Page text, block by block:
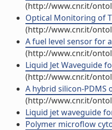
(http://www.cnr.it/
Optical Monitoring of
(http://www.cnr.it/
A fuel level sensor for
(http://www.cnr.it/
Liquid Jet Waveguide
(http://www.cnr.it/
A hybrid silicon-
(http://www.cnr.it/
Liquid jet waveguide
Polymer microflow